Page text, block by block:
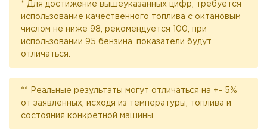
* Для достижение вышеуказанных цифр, требуется
использование качественного топлива с октановым
числом не ниже 98, рекомендуется 100, при
использовании 95 бензина, показатели будут
отличаться.
** Реальные результаты могут отличаться на +- 5%
от заявленных, исходя из температуры, топлива и
состояния конкретной машины.